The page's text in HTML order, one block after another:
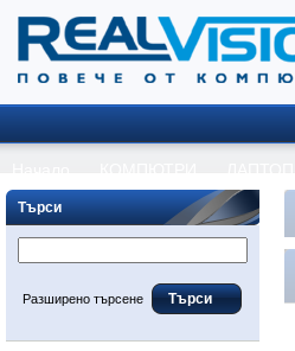
Търси
Разширено търсене